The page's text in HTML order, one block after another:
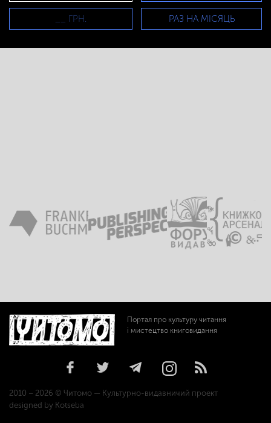
РАЗ НА МІСЯЦЬ
Портал про культуру читання
і мистецтво книговидання
2010 – 2026 © Читомо — Культурно-видавничий проект
designed by Kotseba